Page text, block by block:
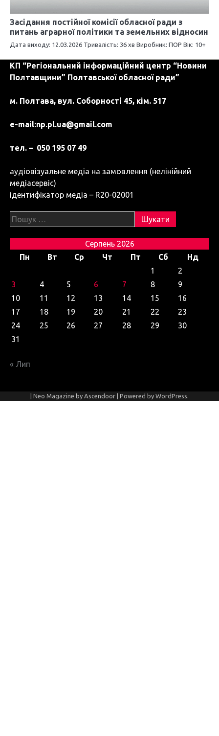
Засідання постійної комісії обласної ради з
питань аграрної політики та земельних відносин
Дата виходу: 12.03.2026 Тривалість: 36 хв Виробник: ПОР Вік: 10+
КП “Регіональний інформаційний центр “Новини
Полтавщини” Полтавської обласної ради”
м. Полтава, вул. Соборності 45, кім. 517
e-mail:np.pl.ua@gmail.com
тел. – 050 195 07 49
аудіовізуальне медіа на замовлення (нелінійний
медіасервіс)
ідентифікатор медіа – R20-02001
Пошук:
Серпень 2026
Пн
Вт Ср Чт Пт Сб
Нд
1
2
3
4 5 6 7 8
9
10
11 12 13 14 15
16
17
18 19 20 21 22
23
24
25 26 27 28 29
30
31
« Лип
| Neo Magazine by Ascendoor | Powered by WordPress